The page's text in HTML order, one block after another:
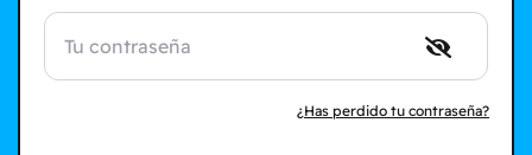
¿Has perdido tu contraseña?